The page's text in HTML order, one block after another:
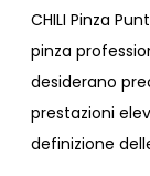
CHILI Pinza
pinza
desiderano
prestazioni
definizione